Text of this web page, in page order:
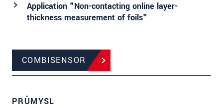
Application "Non-contacting online layer-
thickness measurement of foils"
COMBISENSOR
PRŮMYSL